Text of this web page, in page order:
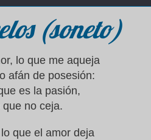
(soneto)
lo que me aqueja
afán de posesión:
es la pasión,
no ceja.
que el amor deja